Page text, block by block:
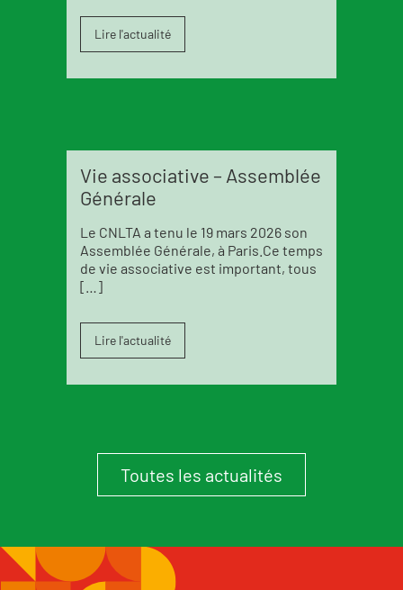
Lire l'actualité
Vie associative – Assemblée
Générale
Le CNLTA a tenu le 19 mars 2026 son
Assemblée Générale, à Paris.Ce temps
de vie associative est important, tous
[…]
Lire l'actualité
Toutes les actualités